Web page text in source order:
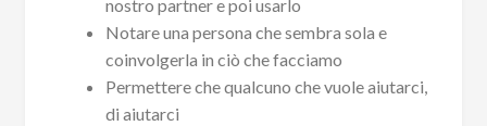
nostro partner e poi usarlo
Notare una persona che sembra sola e
coinvolgerla in ciò che facciamo
Permettere che qualcuno che vuole aiutarci,
di aiutarci